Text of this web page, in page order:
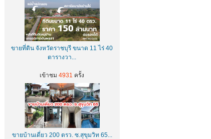
ขายที่ดิน จังหวัดราชบุรี ขนาด 11 ไร่ 40
ตารางวา...
เข้าชม 4931 ครั้ง
ขายบ้านเดี่ยว 200 ตรว. ซ.สุขุมวิท 65...